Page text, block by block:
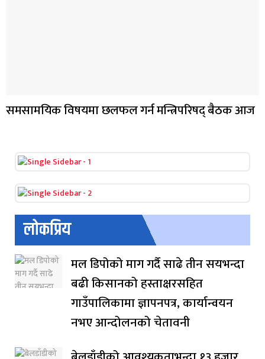
समसामयिक विषयमा छलफल गर्न मन्त्रिपरिषद् बैठक आज
लोकप्रिय
मल डिपोको माग गर्दै साढे तीन सयभन्दा
बढी किसानको हस्ताक्षरसहित
गाउँपालिकामा ज्ञापनपत्र, कार्यान्वयन
नभए आन्दोलनको चेतावनी